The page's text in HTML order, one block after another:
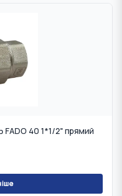
FADO 40 1*1/2" прямий